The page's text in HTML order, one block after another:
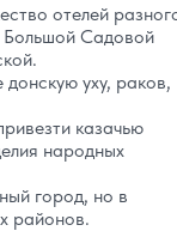
отелей
Большой Садовой
уху, раков,
казачью
народных
город, но в
районов.